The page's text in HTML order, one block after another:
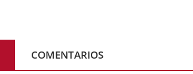
COMENTARIOS